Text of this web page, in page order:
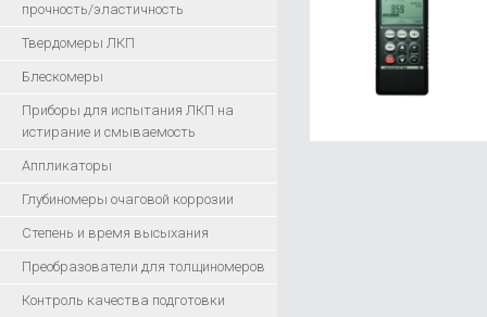
прочность/эластичность
Твердомеры ЛКП
Блескомеры
Приборы для испытания ЛКП на
истирание и смываемость
Аппликаторы
Глубиномеры очаговой коррозии
Степень и время высыхания
Преобразователи для толщиномеров
Контроль качества подготовки